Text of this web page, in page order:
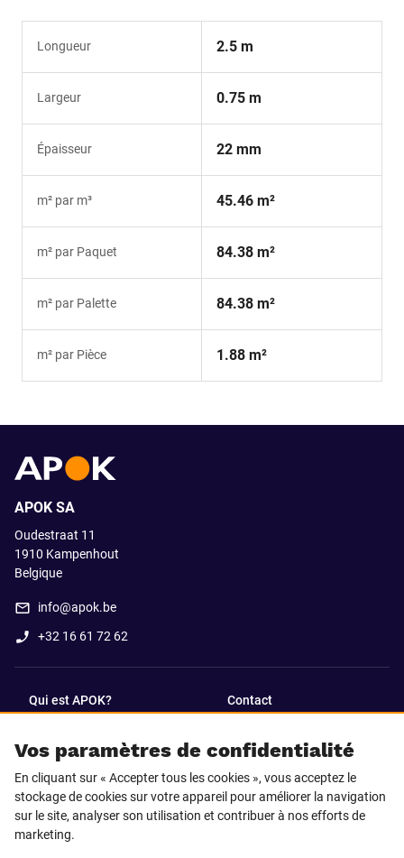
Longueur 2.5 m
Largeur 0.75 m
Épaisseur 22 mm
m² par m³ 45.46 m²
m² par Paquet 84.38 m²
m² par Palette 84.38 m²
m² par Pièce 1.88 m²
Vos paramètres de confidentialité
En cliquant sur « Accepter tous les cookies », vous acceptez le
stockage de cookies sur votre appareil pour améliorer la navigation
sur le site, analyser son utilisation et contribuer à nos efforts de
marketing.
APOK SA
Oudestraat 11
1910 Kampenhout
Belgique
info@apok.be
+32 16 61 72 62
Qui est APOK? Contact
SUIVEZ-NOUS SUR
Facebook LinkedIn